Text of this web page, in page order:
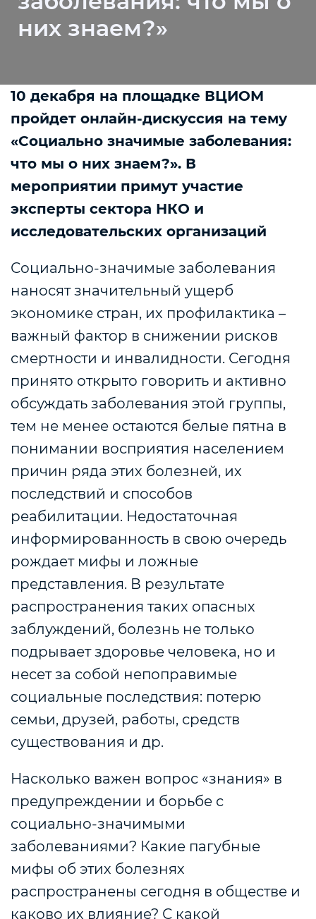
них знаем?»
10 декабря на площадке ВЦИОМ
пройдет онлайн-дискуссия на тему
«Социально значимые заболевания:
что мы о них знаем?». В
мероприятии примут участие
эксперты сектора НКО и
исследовательских организаций
Социально-значимые заболевания
наносят значительный ущерб
экономике стран, их профилактика –
важный фактор в снижении рисков
смертности и инвалидности. Сегодня
принято открыто говорить и активно
обсуждать заболевания этой группы,
тем не менее остаются белые пятна в
понимании восприятия населением
причин ряда этих болезней, их
последствий и способов
реабилитации. Недостаточная
информированность в свою очередь
рождает мифы и ложные
представления. В результате
распространения таких опасных
заблуждений, болезнь не только
подрывает здоровье человека, но и
несет за собой непоправимые
социальные последствия: потерю
семьи, друзей, работы, средств
существования и др.
Насколько важен вопрос «знания» в
предупреждении и борьбе с
социально-значимыми
заболеваниями? Какие пагубные
мифы об этих болезнях
распространены сегодня в обществе и
каково их влияние? С какой